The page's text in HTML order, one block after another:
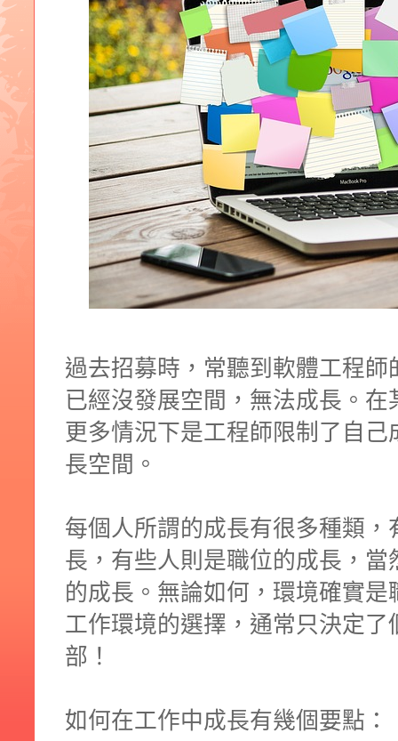
過去招募時，常聽到軟體工程
已經沒發展空間，無法成長。
更多情況下是工程師限制了自
長空間。
每個人所謂的成長有很多種類
長，有些人則是職位的成長，
的成長。無論如何，環境確實
工作環境的選擇，通常只決定
部！
如何在工作中成長有幾個要點：